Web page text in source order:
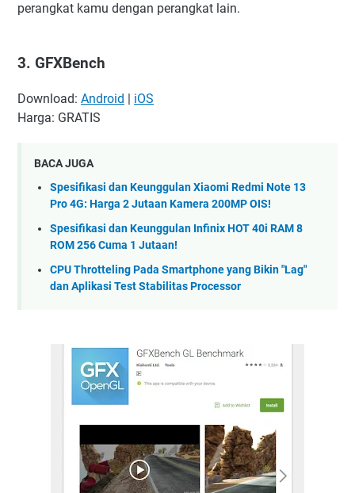
perangkat kamu dengan perangkat lain.
3. GFXBench
Download: Android | iOS
Harga: GRATIS
BACA JUGA
Spesifikasi dan Keunggulan Xiaomi Redmi Note 13
Pro 4G: Harga 2 Jutaan Kamera 200MP OIS!
Spesifikasi dan Keunggulan Infinix HOT 40i RAM 8
ROM 256 Cuma 1 Jutaan!
CPU Throtteling Pada Smartphone yang Bikin "Lag"
dan Aplikasi Test Stabilitas Processor